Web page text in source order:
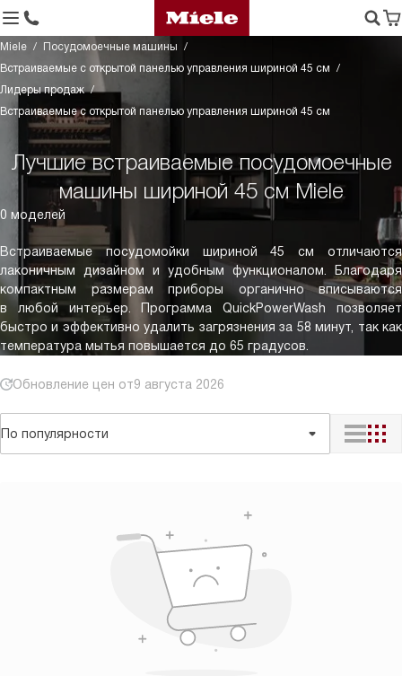
Miele
Посудомоечные машины
Встраиваемые с открытой панелью управления шириной 45 см
Лидеры продаж
Встраиваемые с открытой панелью управления шириной 45 см
Лучшие встраиваемые посудомоечные
машины шириной 45 см Miele
0 моделей
Встраиваемые посудомойки шириной 45 см отличаются
лаконичным дизайном и удобным функционалом. Благодаря
компактным размерам приборы органично вписываются
в любой интерьер. Программа QuickPowerWash позволяет
быстро и эффективно удалить загрязнения за 58 минут, так как
температура мытья повышается до 65 градусов.
Обновление цен от9 августа 2026
По популярности